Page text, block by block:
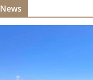
News